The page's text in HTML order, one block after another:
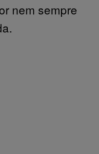
nem sempre